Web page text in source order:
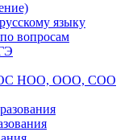
языку
вопросам
НОО, ООО, СОО